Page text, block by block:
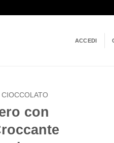
ACCEDI
CIOCCOLATO
con